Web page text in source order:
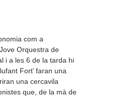
com a
Orquestra de
i a les 6 de la tarda hi
Fort’ faran una
una cercavila
que, de la mà de